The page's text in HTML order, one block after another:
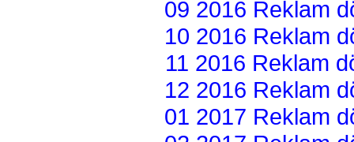
09 2016 Reklam
10 2016 Reklam
11 2016 Reklam
12 2016 Reklam
01 2017 Reklam